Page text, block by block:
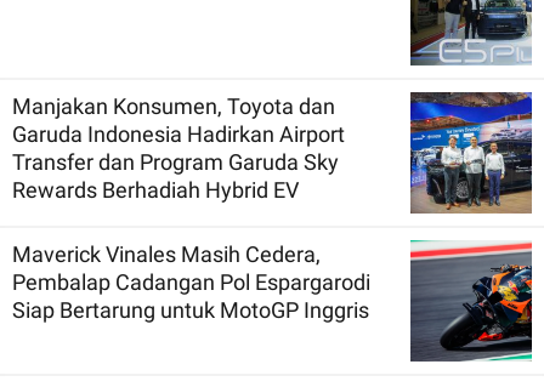
Manjakan Konsumen, Toyota dan
Garuda Indonesia Hadirkan Airport
Transfer dan Program Garuda Sky
Rewards Berhadiah Hybrid EV
Maverick Vinales Masih Cedera,
Pembalap Cadangan Pol Espargarodi
Siap Bertarung untuk MotoGP Inggris